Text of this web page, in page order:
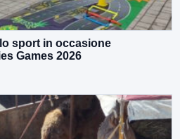
sport in occasione
Games 2026